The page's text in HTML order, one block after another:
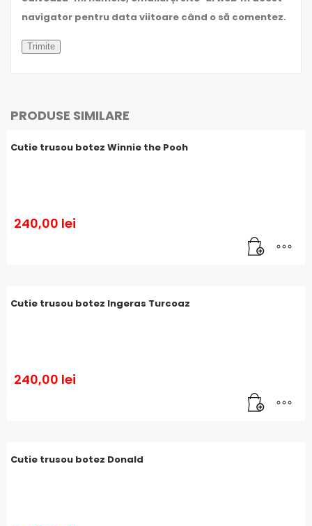
navigator pentru data viitoare când o să comentez.
PRODUSE SIMILARE
Cutie trusou botez Winnie the Pooh
240,00 lei
Cutie trusou botez Ingeras Turcoaz
240,00 lei
Cutie trusou botez Donald